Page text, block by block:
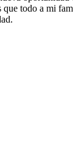
que todo a mi